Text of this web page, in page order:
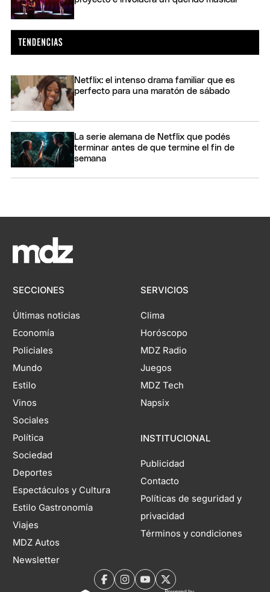
Netflix: el intenso drama familiar que es
perfecto para una maratón de sábado
La serie alemana de Netflix que podés
terminar antes de que termine el fin de
semana
SECCIONES
Últimas noticias
Economía
Policiales
Mundo
Estilo
Vinos
Sociales
Política
Sociedad
Deportes
Espectáculos y Cultura
Estilo Gastronomía
Viajes
MDZ Autos
Newsletter
SERVICIOS
Clima
Horóscopo
MDZ Radio
Juegos
MDZ Tech
Napsix
INSTITUCIONAL
Publicidad
Contacto
Políticas de seguridad y
privacidad
Términos y condiciones